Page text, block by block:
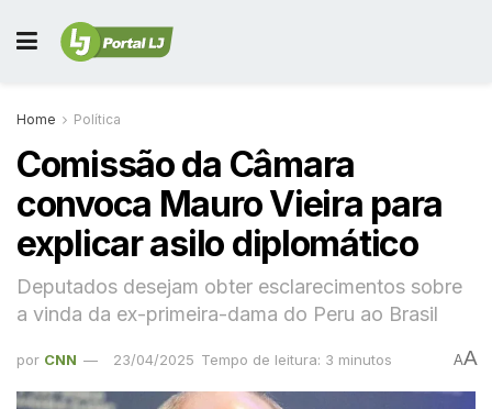
Home Política
Comissão da Câmara
convoca Mauro Vieira para
explicar asilo diplomático
Deputados desejam obter esclarecimentos sobre
a vinda da ex-primeira-dama do Peru ao Brasil
por CNN 23/04/2025 Tempo de leitura: 3 minutos AA